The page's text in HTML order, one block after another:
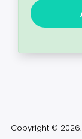
Copyright ©